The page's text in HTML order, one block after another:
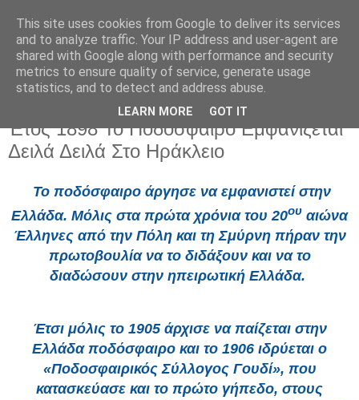
Δευτέρα 8 Ιουνίου 2026
Έτος 1898 Το Ποδόσφαιρο Εμφανίζεται
Δειλά Δειλά Στο Ηράκλειο
Το ποδόσφαιρο άργησε να εμφανιστεί στην
Ελλάδα. Μόλις στα πρώτα χρόνια του 20ου αιώνα
Έλληνες από την Πόλη και τη Σμύρνη πήραν την
πρωτοβουλία να το διδάξουν και να το
διαδώσουν στην ηπειρωτική Ελλάδα.
Έτσι μόλις το 1905 άρχισε να παίζεται στην
Ελλάδα ποδόσφαιρο και το 1906 ιδρύεται ο
«Ποδοσφαιρικός Σύλλογος Γουδί», που
κατασκεύασε και το πρώτο γήπεδο, στους
This site uses cookies from Google to deliver its services
and to analyze traffic. Your IP address and user-agent are
shared with Google along with performance and security
metrics to ensure quality of service, generate usage
statistics, and to detect and address abuse.
LEARN MORE GOT IT